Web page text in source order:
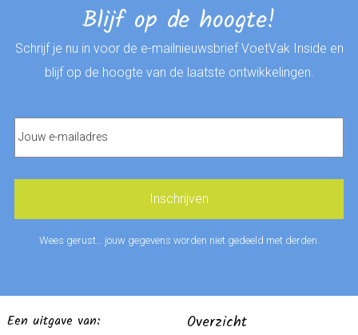
Blijf op de hoogte!
Schrijf je nu in voor de e-mailnieuwsbrief VoetVak Inside en
blijf op de hoogte van de laatste ontwikkelingen.
Wees gerust… jouw gegevens worden niet gedeeld met derden.
Een uitgave van: Overzicht